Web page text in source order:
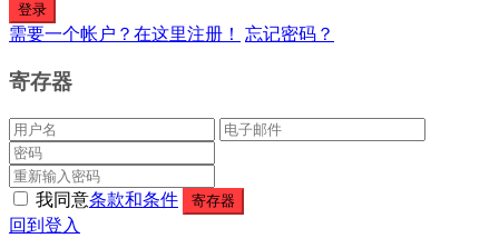
登录
需要一个帐户？在这里注册！ 忘记密码？
寄存器
我同意条款和条件 寄存器
回到登入